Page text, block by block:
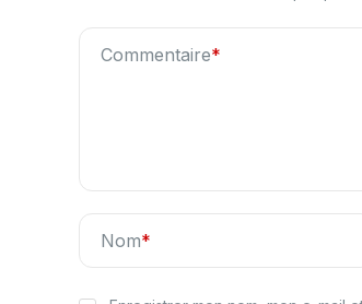
Commentaire*
Nom*